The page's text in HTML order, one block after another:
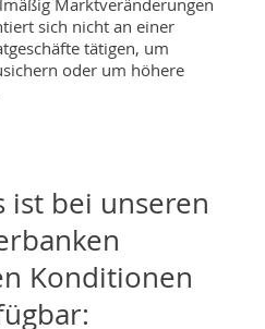
Marktveränderungen
sich nicht an einer
tätigen, um
oder um höhere
ist bei unseren
Konditionen